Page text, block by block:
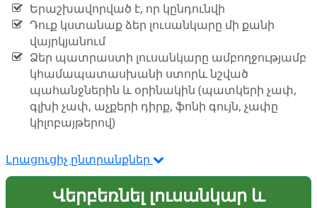
Երաշխավորված է, որ կընդունվի
Դուք կստանաք ձեր լուսանկարը մի քանի
վայրկյանում
Ձեր պատրաստի լուսանկարը ամբողջությամբ
կհամապատասխանի ստորև նշված
պահանջներին և օրինակին (պատկերի չափ,
գլխի չափ, աչքերի դիրք, ֆոնի գույն, չափը
կիլոբայթերով)
Լրացուցիչ ընտրանքներ
Վերբեռնել լուսանկար և